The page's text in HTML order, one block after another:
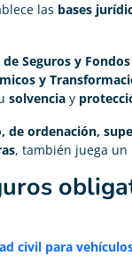
las bases
Seguros y
y
solvencia y
de ordenación,
, también juega
civil para
ahora pago